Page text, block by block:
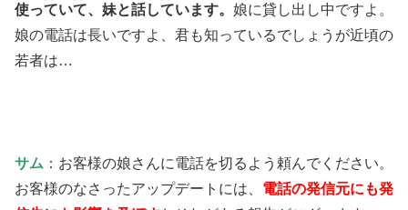
使っていて、妹と話しています。 娘に貸し出し中ですよ。
娘の電話は長いですよ、君も知っているでしょうが近頃の
若者は…
サム ：お客様の娘さんに電話を切るよう頼んでください。
お客様のなさったアップデートには、 電話の発信元にも発